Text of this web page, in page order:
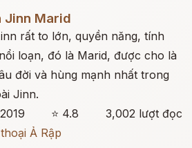
Jinn Marid
rất to lớn, quyền năng, tính
loạn, đó là Marid, được cho là
đời và hùng mạnh nhất trong
Jinn.
⭐ 4.8
3,002 lượt đọc
Ả Rập